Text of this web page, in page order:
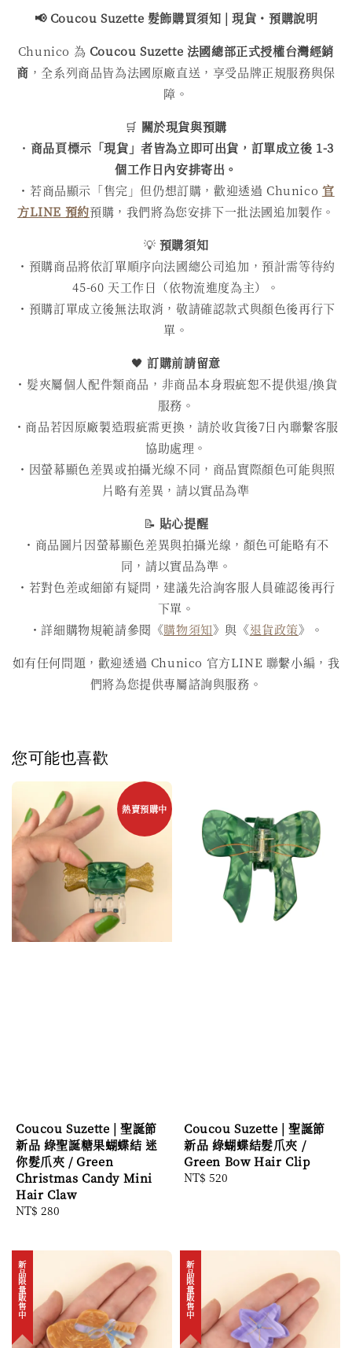
📢 Coucou Suzette 髮飾購買須知 | 現貨・預購說明
Chunico 為 Coucou Suzette 法國總部正式授權台灣經銷
商 ，全系列商品皆為法國原廠直送，享受品牌正規服務與保
障。
🛒 關於現貨與預購
・ 商品頁標示「現貨」者皆為立即可出貨，訂單成立後 1-3
個工作日內安排寄出。
・若商品顯示「售完」但仍想訂購，歡迎透過 Chunico 官
方LINE 預約預購，我們將為您安排下一批法國追加製作。
💡 預購須知
・預購商品將依訂單順序向法國總公司追加，預計需等待約
45-60 天工作日（依物流進度為主）。
・預購訂單成立後無法取消，敬請確認款式與顏色後再行下
單。
🖤訂購前請留意
・髮夾屬個人配件類商品，非商品本身瑕疵恕不提供退/換貨
服務。
・商品若因原廠製造瑕疵需更換，請於收貨後7日內聯繫客服
協助處理。
・因螢幕顯色差異或拍攝光線不同，商品實際顏色可能與照
片略有差異，請以實品為準
📝 貼心提醒
・商品圖片因螢幕顯色差異與拍攝光線，顏色可能略有不
同，請以實品為準。
・若對色差或細節有疑問，建議先洽詢客服人員確認後再行
下單。
・詳細購物規範請參閱《購物須知》與《退貨政策》。
如有任何問題，歡迎透過 Chunico 官方LINE 聯繫小編，我
們將為您提供專屬諮詢與服務。
您可能也喜歡
熱賣預購中
Coucou Suzette | 聖誕節
新品 綠聖誕糖果蝴蝶結 迷
你髮爪夾 / Green
Christmas Candy Mini
Hair Claw
Regular
NT$ 280
Coucou Suzette | 聖誕節
新品 綠蝴蝶結髮爪夾 /
Green Bow Hair Clip
Regular
NT$ 520
新品限量販售中 新品限量販售中